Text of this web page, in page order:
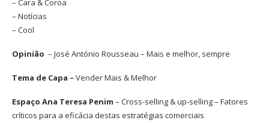
– Cara & Coroa
– Notícias
– Cool
Opinião – José António Rousseau – Mais e melhor, sempre
Tema de Capa – Vender Mais & Melhor
Espaço Ana Teresa Penim – Cross-selling & up-selling – Fatores
críticos para a eficácia destas estratégias comerciais